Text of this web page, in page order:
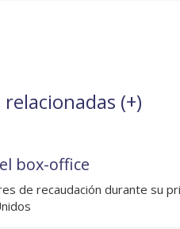
(+)
box-office
de recaudación durante su